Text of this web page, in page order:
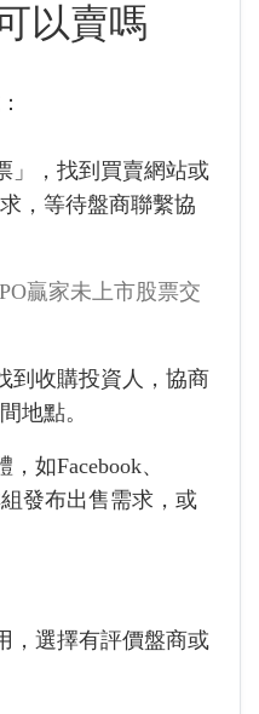
以賣嗎
」，找到買賣網站或
，等待盤商聯繫協
贏家未上市股票交
到收購投資人，協商
地點。
如Facebook、
發布出售需求，或
，選擇有評價盤商或